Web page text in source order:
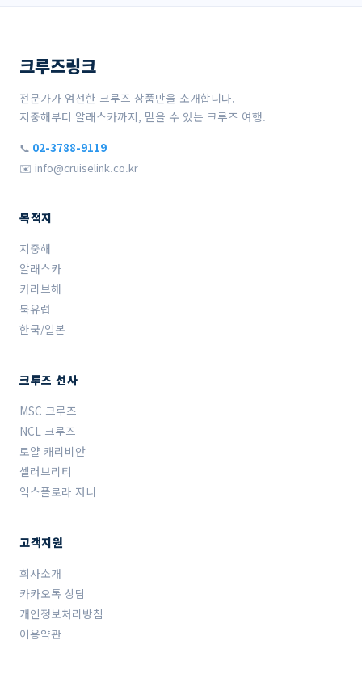
크루즈링크
전문가가 엄선한 크루즈 상품만을 소개합니다.
지중해부터 알래스카까지, 믿을 수 있는 크루즈 여행.
📞 02-3788-9119
✉️ info@cruiselink.co.kr
목적지
지중해
알래스카
카리브해
북유럽
한국/일본
크루즈 선사
MSC 크루즈
NCL 크루즈
로얄 캐리비안
셀러브리티
익스플로라 저니
고객지원
회사소개
카카오톡 상담
개인정보처리방침
이용약관